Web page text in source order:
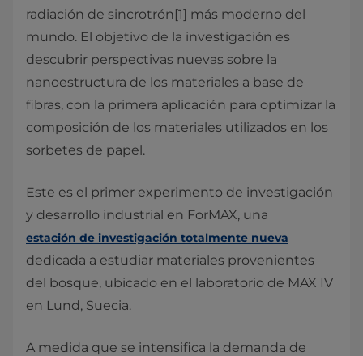
radiación de sincrotrón[1] más moderno del
mundo. El objetivo de la investigación es
descubrir perspectivas nuevas sobre la
nanoestructura de los materiales a base de
fibras, con la primera aplicación para optimizar la
composición de los materiales utilizados en los
sorbetes de papel.
Este es el primer experimento de investigación
y desarrollo industrial en ForMAX, una
estación de investigación totalmente nueva
dedicada a estudiar materiales provenientes
del bosque, ubicado en el laboratorio de MAX IV
en Lund, Suecia.
A medida que se intensifica la demanda de